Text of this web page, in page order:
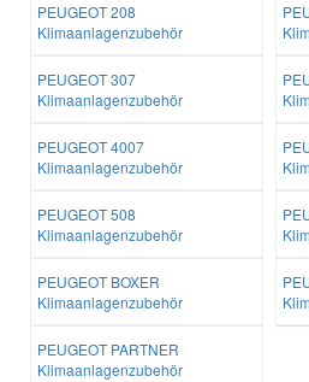
PEUGEOT 208
Klimaanlagenzubehör
PEUGEOT 307
Klimaanlagenzubehör
PEUGEOT 4007
Klimaanlagenzubehör
PEUGEOT 508
Klimaanlagenzubehör
PEUGEOT BOXER
Klimaanlagenzubehör
PEUGEOT PARTNER
Klimaanlagenzubehör